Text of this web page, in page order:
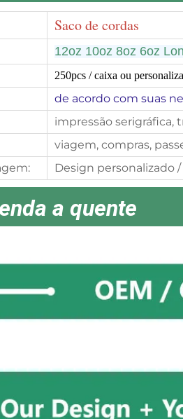
Saco de cordas
12oz 10oz 8oz 6oz
250pcs / caixa ou
de acordo com suas
impressão serigráfica,
viagem, compras,
Design personalizado
a quente